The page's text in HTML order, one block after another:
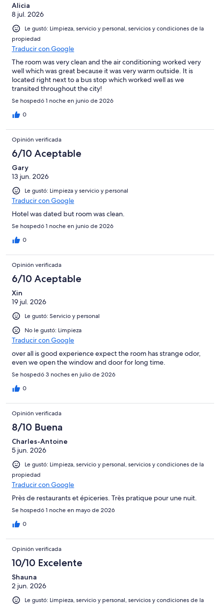
Alicia
8 jul. 2026
Le gustó: Limpieza, servicio y personal, servicios y condiciones de la
propiedad
Traducir con Google
The room was very clean and the air conditioning worked very
well which was great because it was very warm outside. It is
located right next to a bus stop which worked well as we
transited throughout the city!
Se hospedó 1 noche en junio de 2026
0
Opinión verificada
6/10 Aceptable
Gary
13 jun. 2026
Le gustó: Limpieza y servicio y personal
Traducir con Google
Hotel was dated but room was clean.
Se hospedó 1 noche en junio de 2026
0
Opinión verificada
6/10 Aceptable
Xin
19 jul. 2026
Le gustó: Servicio y personal
No le gustó: Limpieza
Traducir con Google
over all is good experience expect the room has strange odor,
even we open the window and door for long time.
Se hospedó 3 noches en julio de 2026
0
Opinión verificada
8/10 Buena
Charles-Antoine
5 jun. 2026
Le gustó: Limpieza, servicio y personal, servicios y condiciones de la
propiedad
Traducir con Google
Près de restaurants et épiceries. Très pratique pour une nuit.
Se hospedó 1 noche en mayo de 2026
0
Opinión verificada
10/10 Excelente
Shauna
2 jun. 2026
Le gustó: Limpieza, servicio y personal, servicios y condiciones de la